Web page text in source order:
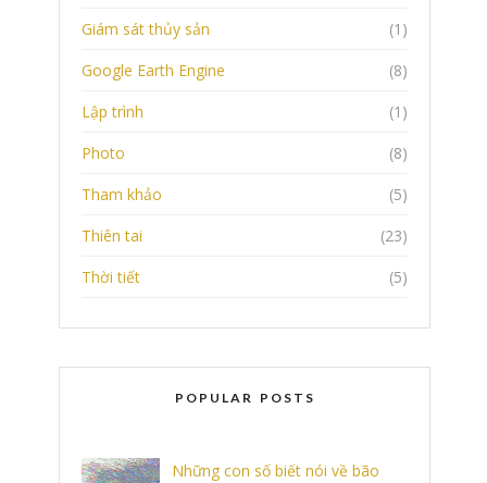
Giám sát thủy sản
(1)
Google Earth Engine
(8)
Lập trình
(1)
Photo
(8)
Tham khảo
(5)
Thiên tai
(23)
Thời tiết
(5)
POPULAR POSTS
Những con số biết nói về bão